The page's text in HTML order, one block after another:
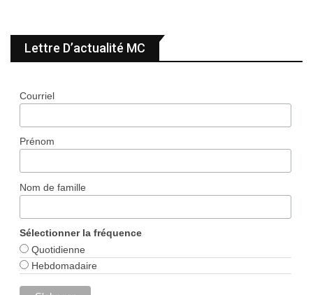
Lettre D’actualité MC
Courriel
Prénom
Nom de famille
Sélectionner la fréquence
Quotidienne
Hebdomadaire